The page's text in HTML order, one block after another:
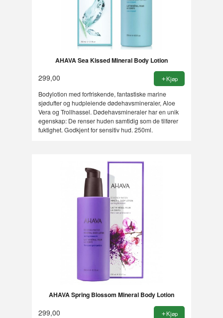
AHAVA Sea Kissed Mineral Body Lotion
299,00 Kjøp
Bodylotion med forfriskende, fantastiske marine
sjødufter og hudpleiende dødehavsmineraler, Aloe
Vera og Trollhassel. Dødehavsmineraler har en unik
egenskap: De renser huden samtidig som de tilfører
fuktighet. Godkjent for sensitiv hud. 250ml.
AHAVA Spring Blossom Mineral Body Lotion
299,00 Kjøp